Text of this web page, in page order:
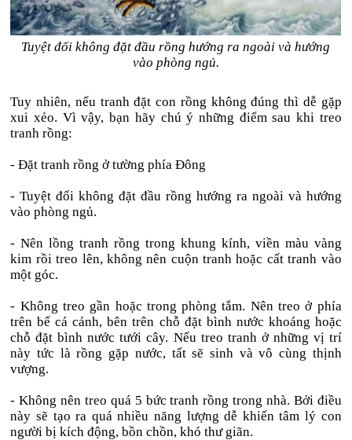
Tuyệt đối không đặt đầu rồng hướng ra ngoài và hướng
vào phòng ngủ.
Tuy nhiên, nếu tranh đặt con rồng không đúng thì dễ gặp
xui xẻo. Vì vậy, bạn hãy chú ý những điểm sau khi treo
tranh rồng:
- Đặt tranh rồng ở tường phía Đông
- Tuyệt đối không đặt đầu rồng hướng ra ngoài và hướng
vào phòng ngủ.
- Nên lồng tranh rồng trong khung kính, viền màu vàng
kim rồi treo lên, không nên cuộn tranh hoặc cất tranh vào
một góc.
- Không treo gần hoặc trong phòng tắm. Nên treo ở phía
trên bể cá cảnh, bên trên chỗ đặt bình nước khoáng hoặc
chỗ đặt bình nước tưới cây. Nếu treo tranh ở những vị trí
này tức là rồng gặp nước, tất sẽ sinh và vô cùng thịnh
vượng.
- Không nên treo quá 5 bức tranh rồng trong nhà. Bởi điều
này sẽ tạo ra quá nhiều năng lượng dễ khiến tâm lý con
người bị kích động, bồn chồn, khó thư giãn.